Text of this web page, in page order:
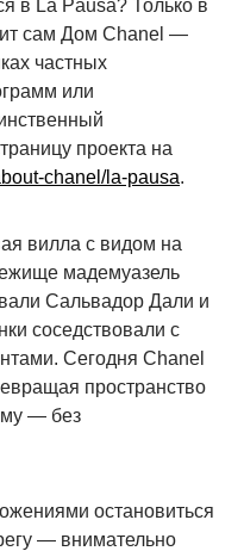
в La Pausa? Только в
сам Дом Chanel —
частных
или
проекта на
chanel/la-pausa.
вилла с видом на
мадемуазель
Сальвадор Дали и
соседствовали с
Сегодня Chanel
пространство
— без
остановиться
— внимательно